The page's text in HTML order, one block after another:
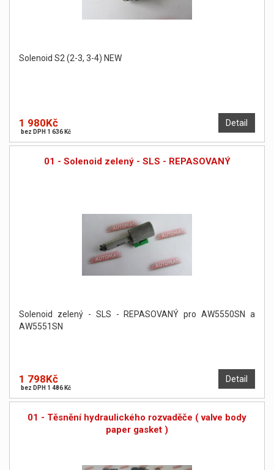
Solenoid S2 (2-3, 3-4) NEW
Detail
1 980Kč
bez DPH 1 636 Kč
01 - Solenoid zelený - SLS - REPASOVANÝ
Solenoid zelený - SLS - REPASOVANÝ pro AW5550SN a
AW5551SN
Detail
1 798Kč
bez DPH 1 486 Kč
01 - Těsnění hydraulického rozvaděče ( valve body
paper gasket )